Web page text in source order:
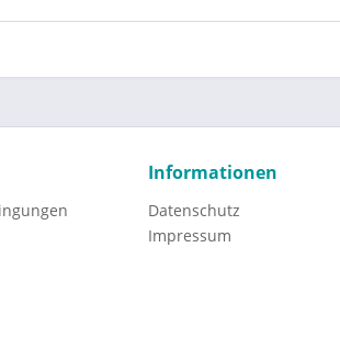
Informationen
Datenschutz
Impressum